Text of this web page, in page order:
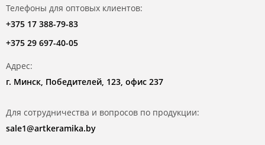
Телефоны для оптовых клиентов:
+375 17 388-79-83
+375 29 697-40-05
Адрес:
г. Минск, Победителей, 123, офис 237
Для сотрудничества и вопросов по продукции:
sale1@artkeramika.by